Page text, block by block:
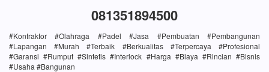
081351894500
#Kontraktor #Olahraga #Padel #Jasa #Pembuatan #Pembangunan
#Lapangan #Murah #Terbaik #Berkualitas #Terpercaya #Profesional
#Garansi #Rumput #Sintetis #Interlock #Harga #Biaya #Rincian #Bisnis
#Usaha #Bangunan